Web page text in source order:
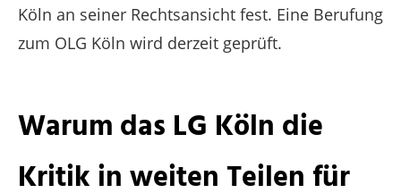
Köln an seiner Rechtsansicht fest. Eine Berufung
zum OLG Köln wird derzeit geprüft.
Warum das LG Köln die
Kritik in weiten Teilen für